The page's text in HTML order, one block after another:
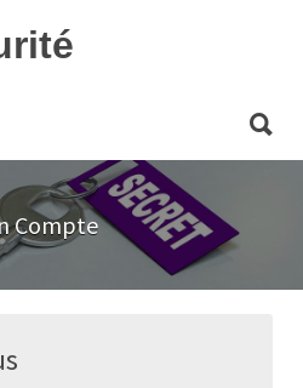
présentation des
et des
sûreté privée
Compte